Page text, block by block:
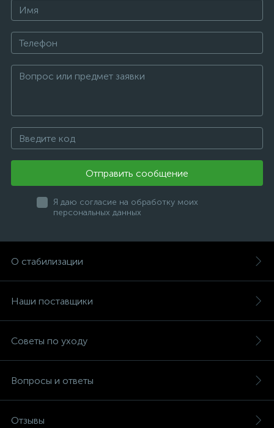
Отправить сообщение
Я даю согласие на обработку моих
персональных данных
О стабилизации
Наши поставщики
Советы по уходу
Вопросы и ответы
Отзывы